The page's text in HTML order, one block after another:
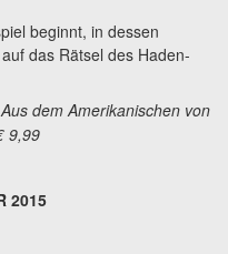
beginnt, in dessen
das Rätsel des Haden-
dem Amerikanischen von
9,99
2015